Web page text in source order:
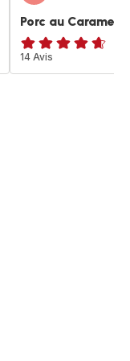
Porc au Caramel
ratings.4.6
14 Avis